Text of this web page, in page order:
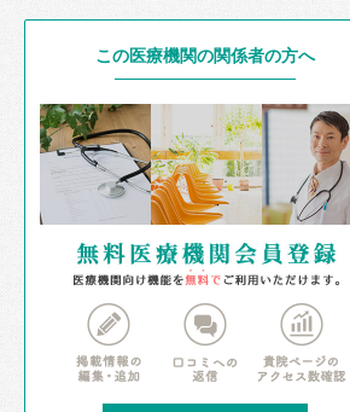
この医療機関の関係者の方へ